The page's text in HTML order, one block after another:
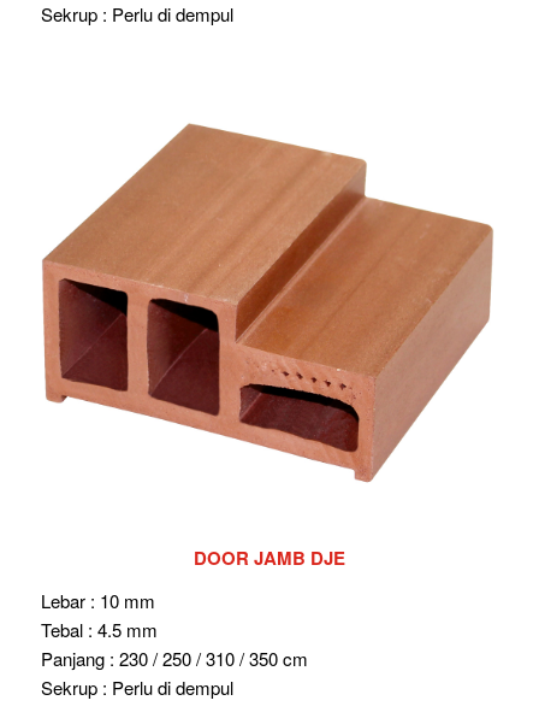
Sekrup : Perlu di dempul
DOOR JAMB DJE
Lebar : 10 mm
Tebal : 4.5 mm
Panjang : 230 / 250 / 310 / 350 cm
Sekrup : Perlu di dempul